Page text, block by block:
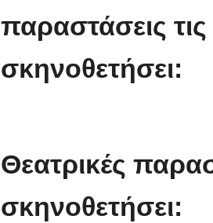
παραστάσεις τις
σκηνοθετήσει:
Θεατρικές
σκηνοθετήσει: